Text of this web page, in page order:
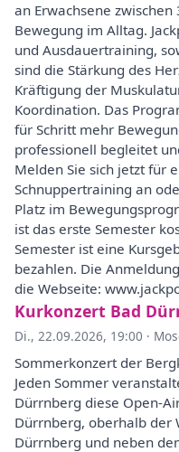
an Erwachsene
Bewegung im Alltag.
und Ausdauertraining,
sind die Stärkung des
Kräftigung der
Koordination. Das
für Schritt mehr
professionell begleitet
Melden Sie sich jetzt für
Schnuppertraining an
Platz im
ist das erste Semester
Semester ist eine
bezahlen. Die
die Webseite:
Kurkonzert Bad
Di., 22.09.2026, 19:00 ·
Sommerkonzert der
Jeden Sommer
Dürrnberg diese Open-
Dürrnberg, oberhalb der
Dürrnberg und neben